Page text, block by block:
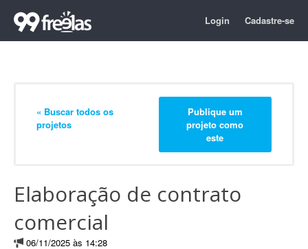
Login Cadastre-se
« Buscar todos os
projetos
Publique um
projeto como
este
Elaboração de contrato
comercial
06/11/2025 às 14:28